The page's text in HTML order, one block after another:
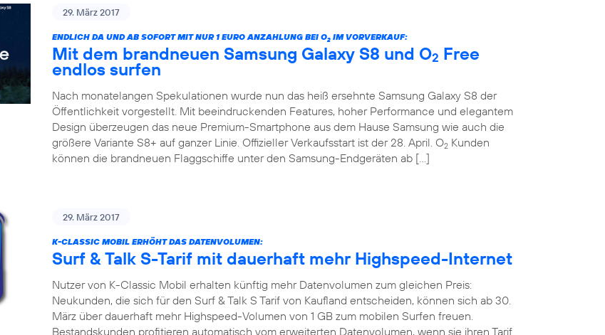
29. März 2017
ENDLICH DA UND AB SOFORT MIT NUR 1 EURO ANZAHLUNG BEI O2 IM VORVERKAUF:
Mit dem brandneuen Samsung Galaxy S8 und O2 Free
endlos surfen
Nach monatelangen Spekulationen wurde nun das heiß ersehnte Samsung Galaxy S8 der
Öffentlichkeit vorgestellt. Mit beeindruckenden Features, hoher Performance und elegantem
Design überzeugen das neue Premium-Smartphone aus dem Hause Samsung wie auch die
größere Variante S8+ auf ganzer Linie. Offizieller Verkaufsstart ist der 28. April. O2 Kunden
können die brandneuen Flaggschiffe unter den Samsung-Endgeräten ab […]
29. März 2017
K-CLASSIC MOBIL ERHÖHT DAS DATENVOLUMEN:
Surf & Talk S-Tarif mit dauerhaft mehr Highspeed-Internet
Nutzer von K-Classic Mobil erhalten künftig mehr Datenvolumen zum gleichen Preis:
Neukunden, die sich für den Surf & Talk S Tarif von Kaufland entscheiden, können sich ab 30.
März über dauerhaft mehr Highspeed-Volumen von 1 GB zum mobilen Surfen freuen.
Bestandskunden profitieren automatisch vom erweiterten Datenvolumen, wenn sie ihren Tarif